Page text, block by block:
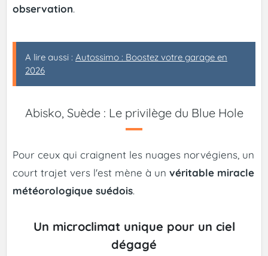
observation.
A lire aussi : Autossimo : Boostez votre garage en
2026
Abisko, Suède : Le privilège du Blue Hole
Pour ceux qui craignent les nuages norvégiens, un
court trajet vers l'est mène à un véritable miracle
météorologique suédois.
Un microclimat unique pour un ciel
dégagé